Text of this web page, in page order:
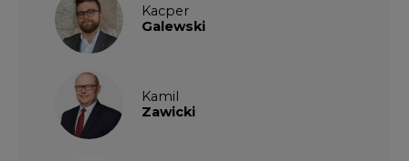
Kacper
Galewski
Kamil
Zawicki